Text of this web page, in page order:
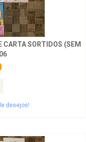
SORTIDOS (SEM
desejos!